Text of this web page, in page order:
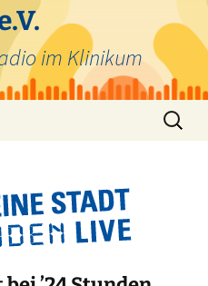
im Klinikum
Suchen
nach: